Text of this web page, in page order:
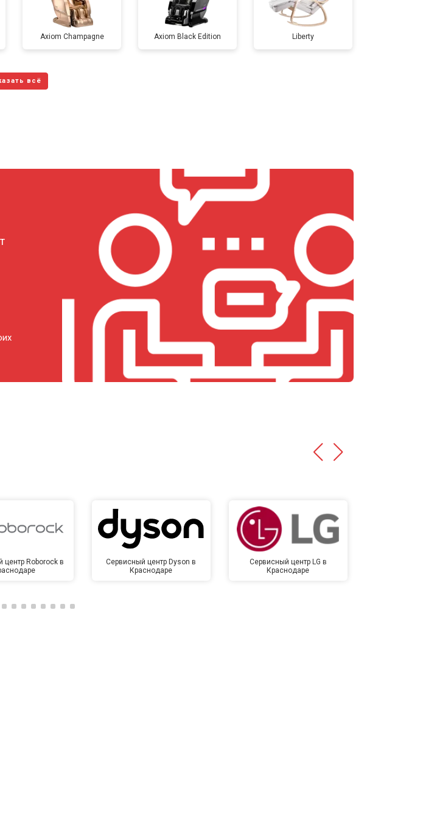
от 70 мин от 3700 ₽ Заказать
от 150 мин
от 4200 ₽
от 110 мин от 3900 ₽ Заказать
от 4800 ₽ Заказать
от 120 мин Заказать
от 4500 ₽ Заказать
Axiom Champagne Axiom Black Edition Liberty
центр Roborock в
Сервисный центр Dyson в
Краснодаре
Сервисный центр LG в
Краснодаре